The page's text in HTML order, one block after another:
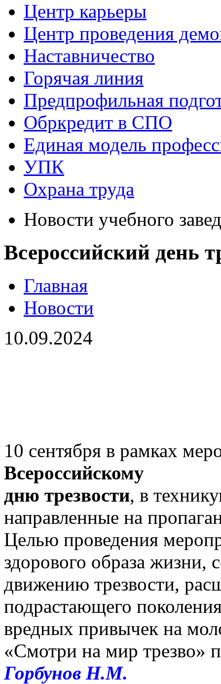
Центр карьеры
Центр проведения
Наставничество
Горячая линия
Предпрофильная
Обркредит в СПО
Единая модель
УПК
Охрана труда
Новости учебного
Всероссийский день
Главная
Новости
10.09.2024
10 сентября в рамках
Всероссийскому
дню трезвости, в
направленные на
Целью проведения
здорового образа жизни,
движению трезвости,
подрастающего
вредных привычек на
«Смотри на мир трезво»
Горбунов Н.М.